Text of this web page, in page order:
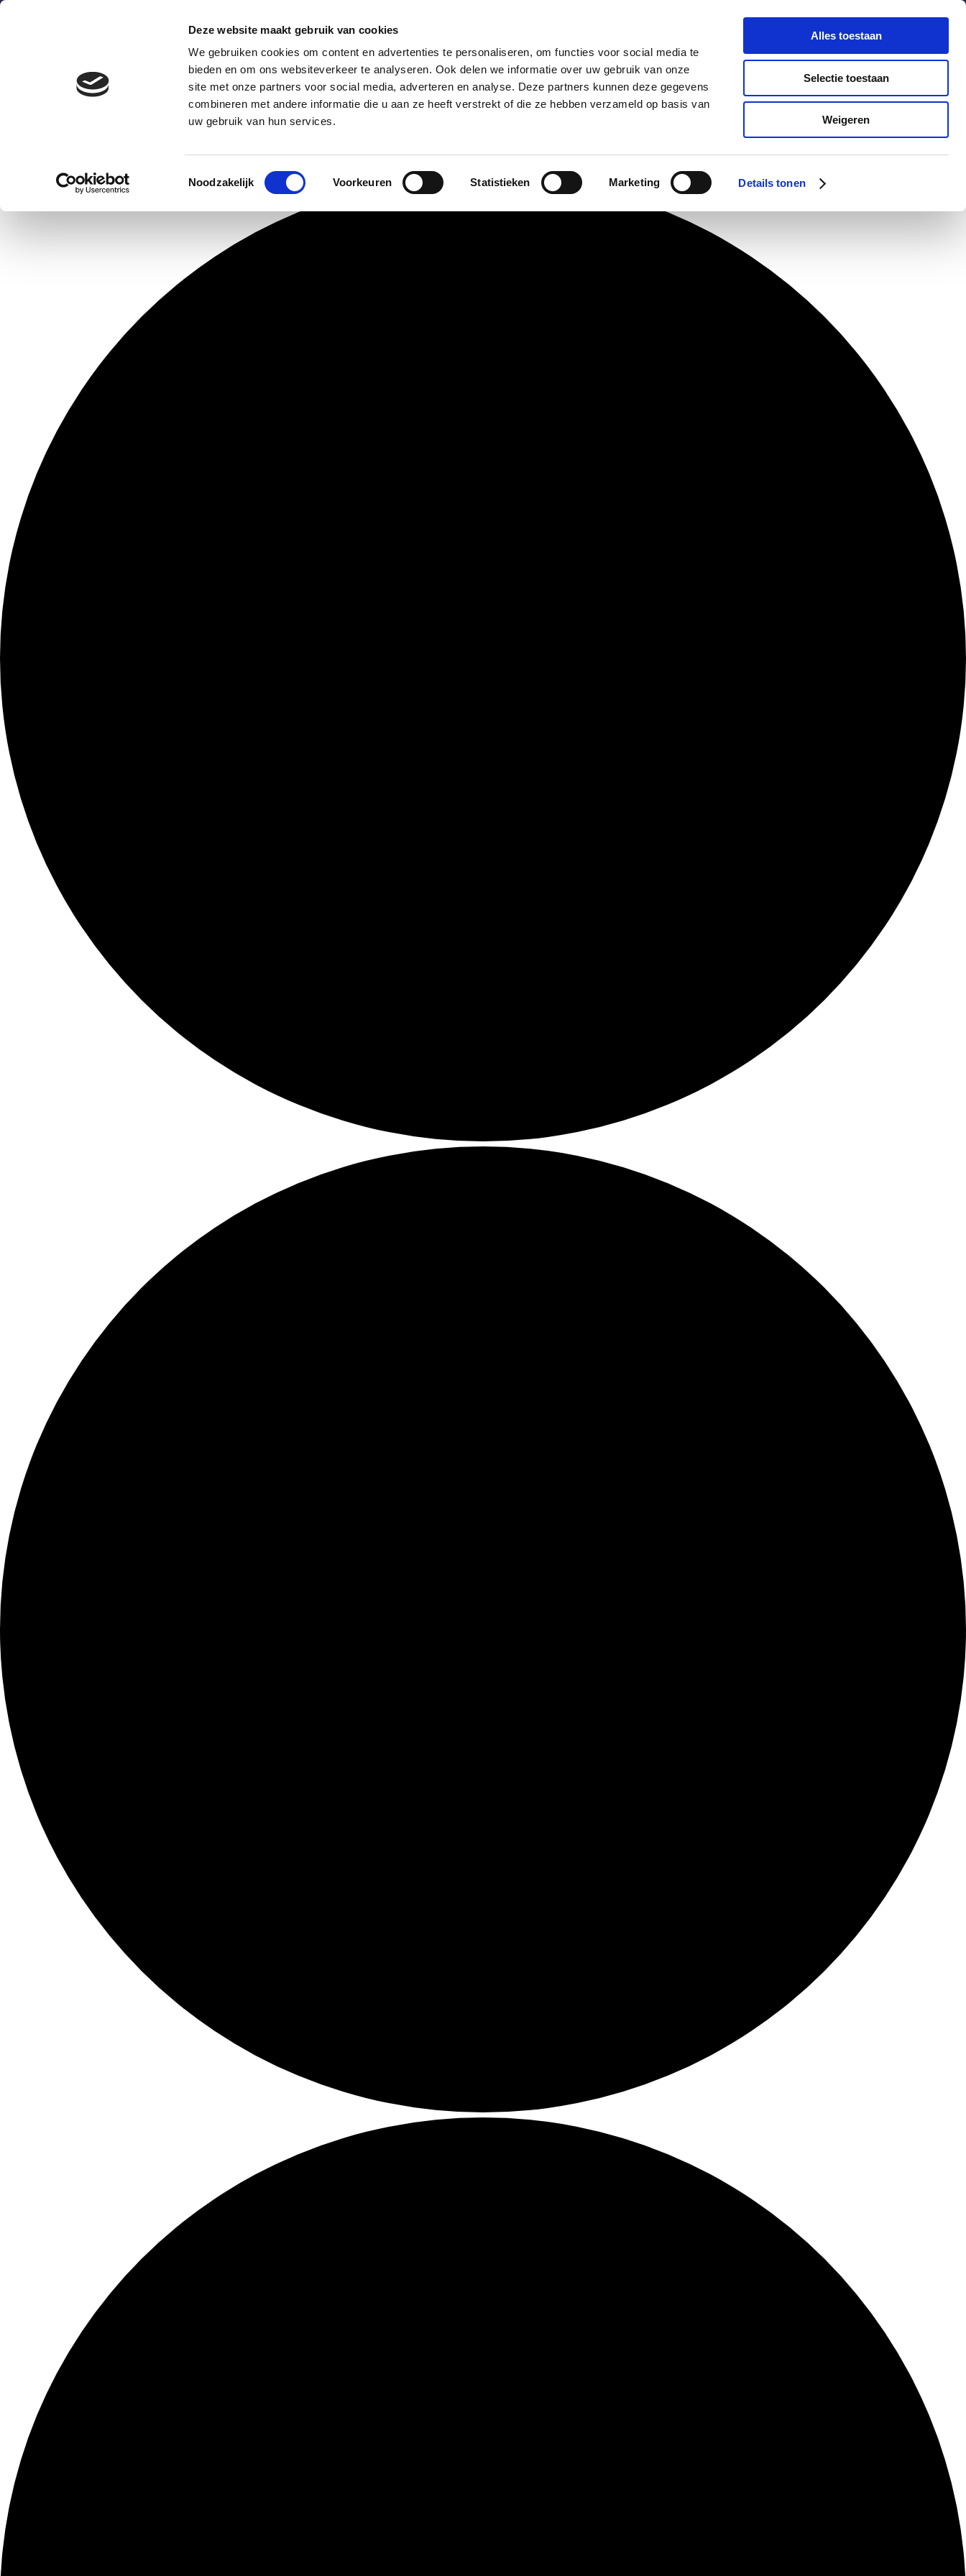
Deze website maakt gebruik van cookies
We gebruiken cookies om content en advertenties te personaliseren, om functies voor social media te
bieden en om ons websiteverkeer te analyseren. Ook delen we informatie over uw gebruik van onze
site met onze partners voor social media, adverteren en analyse. Deze partners kunnen deze gegevens
combineren met andere informatie die u aan ze heeft verstrekt of die ze hebben verzameld op basis van
uw gebruik van hun services.
Toestemmingsselectie
Noodzakelijk Voorkeuren Statistieken Marketing Details tonen
Alles toestaan
Selectie toestaan
Weigeren
aanmelden helpdesk webportaal
Hoe werkt het? Deelnemers Over ons Informatie